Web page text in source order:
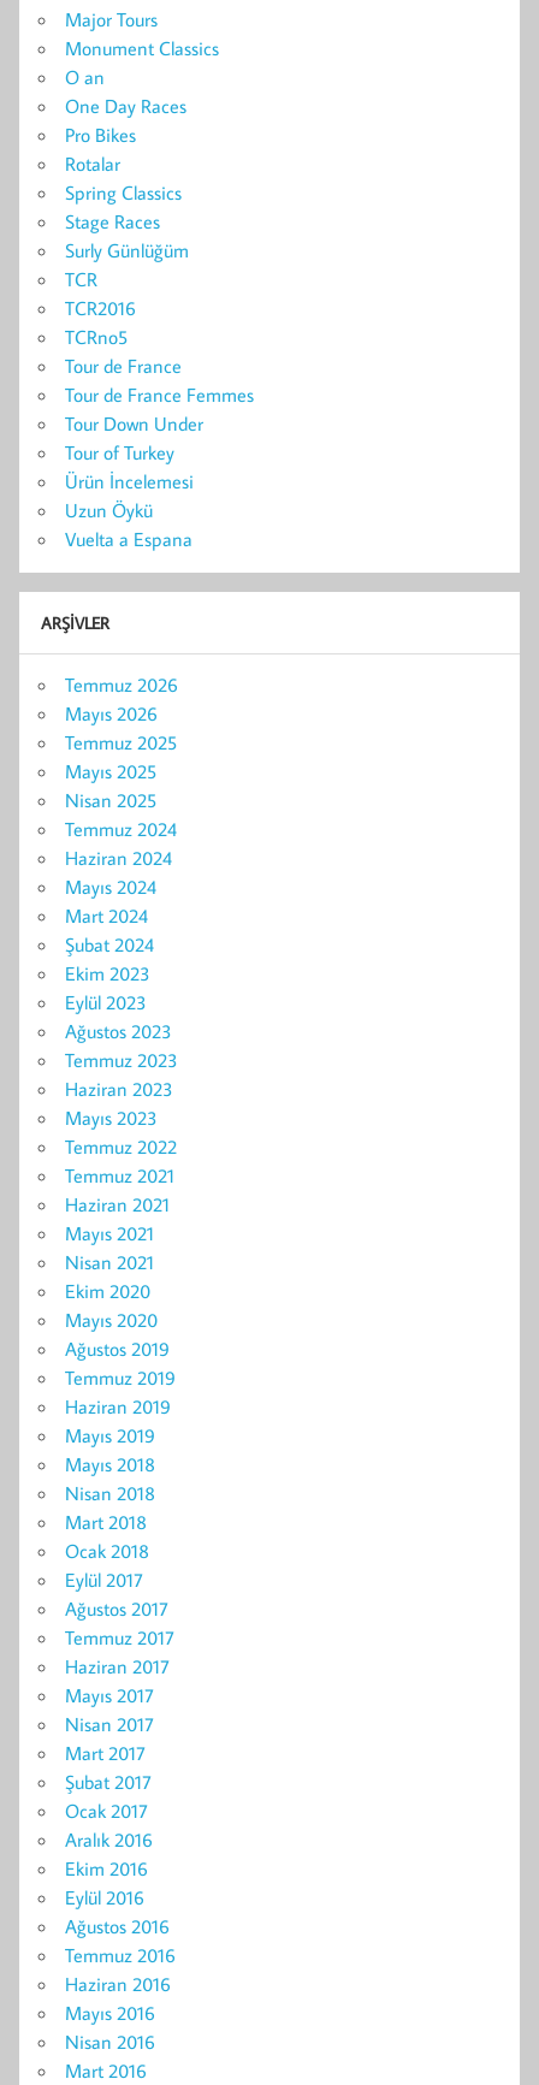
Major Tours
Monument Classics
O an
One Day Races
Pro Bikes
Rotalar
Spring Classics
Stage Races
Surly Günlüğüm
TCR
TCR2016
TCRno5
Tour de France
Tour de France Femmes
Tour Down Under
Tour of Turkey
Ürün İncelemesi
Uzun Öykü
Vuelta a Espana
ARŞIVLER
Temmuz 2026
Mayıs 2026
Temmuz 2025
Mayıs 2025
Nisan 2025
Temmuz 2024
Haziran 2024
Mayıs 2024
Mart 2024
Şubat 2024
Ekim 2023
Eylül 2023
Ağustos 2023
Temmuz 2023
Haziran 2023
Mayıs 2023
Temmuz 2022
Temmuz 2021
Haziran 2021
Mayıs 2021
Nisan 2021
Ekim 2020
Mayıs 2020
Ağustos 2019
Temmuz 2019
Haziran 2019
Mayıs 2019
Mayıs 2018
Nisan 2018
Mart 2018
Ocak 2018
Eylül 2017
Ağustos 2017
Temmuz 2017
Haziran 2017
Mayıs 2017
Nisan 2017
Mart 2017
Şubat 2017
Ocak 2017
Aralık 2016
Ekim 2016
Eylül 2016
Ağustos 2016
Temmuz 2016
Haziran 2016
Mayıs 2016
Nisan 2016
Mart 2016